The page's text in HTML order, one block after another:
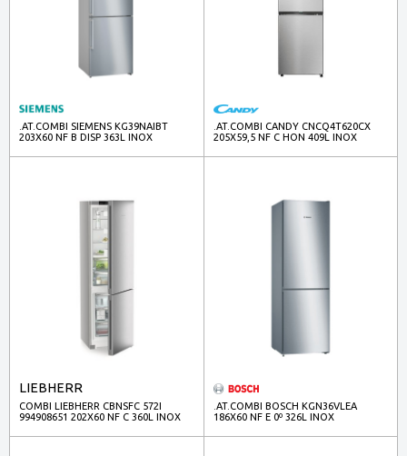
.AT.COMBI SIEMENS KG39NAIBT
203X60 NF B DISP 363L INOX
.AT.COMBI CANDY CNCQ4T620CX
205X59,5 NF C HON 409L INOX
LIEBHERR
COMBI LIEBHERR CBNSFC 572I
994908651 202X60 NF C 360L INOX
.AT.COMBI BOSCH KGN36VLEA
186X60 NF E 0º 326L INOX